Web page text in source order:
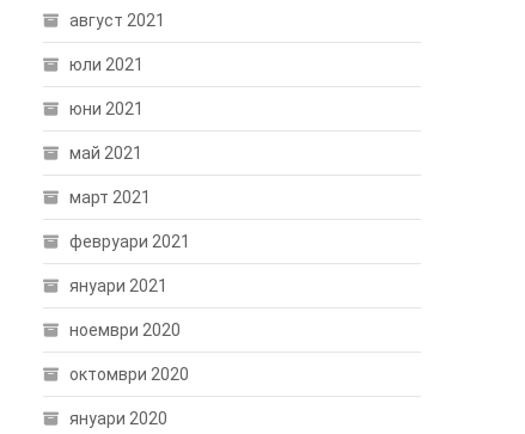
август 2021
юли 2021
юни 2021
май 2021
март 2021
февруари 2021
януари 2021
ноември 2020
октомври 2020
януари 2020